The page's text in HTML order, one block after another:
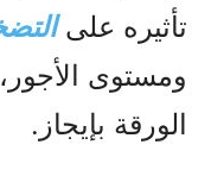
تأثيره على
ومستوى
الورقة بإيجاز.